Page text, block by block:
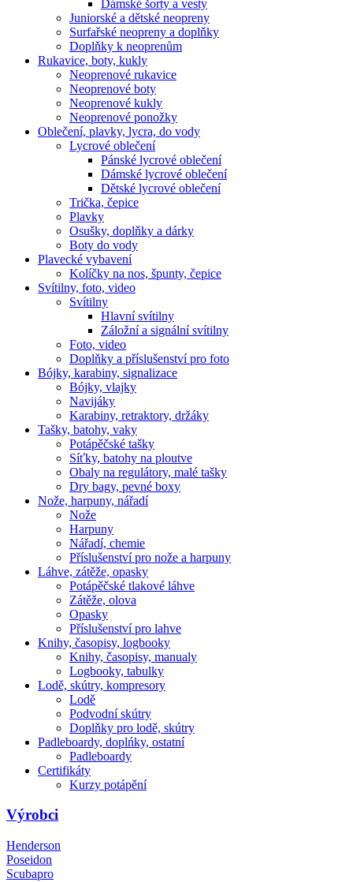
Dámské šorty a vesty
Juniorské a dětské neopreny
Surfařské neopreny a doplňky
Doplňky k neoprenům
Rukavice, boty, kukly
Neoprenové rukavice
Neoprenové boty
Neoprenové kukly
Neoprenové ponožky
Oblečení, plavky, lycra, do vody
Lycrové oblečení
Pánské lycrové oblečení
Dámské lycrové oblečení
Dětské lycrové oblečení
Trička, čepice
Plavky
Osušky, doplňky a dárky
Boty do vody
Plavecké vybavení
Kolíčky na nos, špunty, čepice
Svítilny, foto, video
Svítilny
Hlavní svítilny
Záložní a signální svítilny
Foto, video
Doplňky a příslušenství pro foto
Bójky, karabiny, signalizace
Bójky, vlajky
Navijáky
Karabiny, retraktory, držáky
Tašky, batohy, vaky
Potápěčské tašky
Síťky, batohy na ploutve
Obaly na regulátory, malé tašky
Dry bagy, pevné boxy
Nože, harpuny, nářadí
Nože
Harpuny
Nářadí, chemie
Příslušenství pro nože a harpuny
Láhve, zátěže, opasky
Potápěčské tlakové láhve
Zátěže, olova
Opasky
Příslušenství pro lahve
Knihy, časopisy, logbooky
Knihy, časopisy, manualy
Logbooky, tabulky
Lodě, skútry, kompresory
Lodě
Podvodní skútry
Doplňky pro lodě, skútry
Padleboardy, doplńky, ostatní
Padleboardy
Certifikáty
Kurzy potápění
Výrobci
Henderson
Poseidon
Scubapro